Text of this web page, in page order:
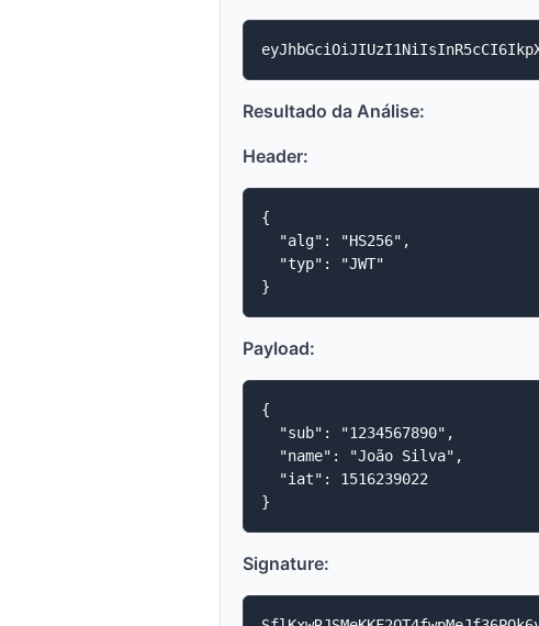
Resultado da Análise:
Header:
{
  "alg": "HS256",
  "typ": "JWT"
Payload:
{
  "sub": "1234567890",
  "name": "João Silva",
  "iat": 1516239022
Signature: